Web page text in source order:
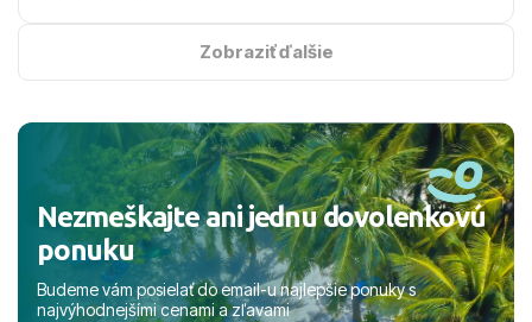
s hviezdičkou. ​Už teraz sa tešíme, kam s nami vyrazíte
Zobraziť ďalšie
Nezmeškajte ani jednu dovolenkovú
ponuku
Budeme vám posielať do email-u najlepšie ponuky s
najvýhodnejšími cenami a zľavami